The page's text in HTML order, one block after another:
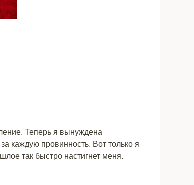
Теперь я вынуждена
каждую провинность. Вот только я
так быстро настигнет меня.